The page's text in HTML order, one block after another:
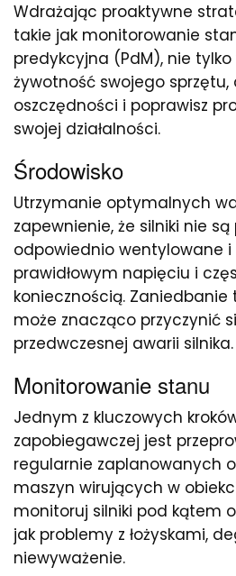
Wdrażając proaktywne
takie jak monitorowanie
predykcyjna (PdM), nie tylko
żywotność swojego sprzętu,
oszczędności i poprawisz
swojej działalności.
Środowisko
Utrzymanie optymalnych
zapewnienie, że silniki nie są
odpowiednio wentylowane
prawidłowym napięciu i
koniecznością. Zaniedbanie
może znacząco przyczynić
przedwczesnej awarii silnika.
Monitorowanie stanu
Jednym z kluczowych
zapobiegawczej jest
regularnie zaplanowanych
maszyn wirujących w
monitoruj silniki pod kątem
jak problemy z łożyskami,
niewyważenie.